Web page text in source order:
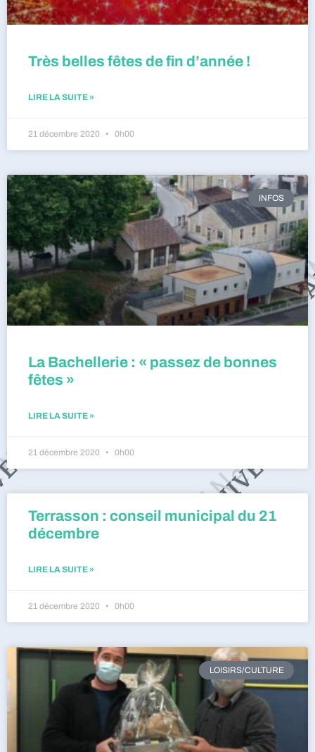
Très belles fêtes de fin d’année !
LIRE LA SUITE »
21 décembre 2020 0h00
INFOS
La Bachellerie : « passez de bonnes
fêtes »
LIRE LA SUITE »
21 décembre 2020 0h00
Terrasson : conseil municipal du 21
décembre
LIRE LA SUITE »
21 décembre 2020 0h00
LOISIRS/CULTURE